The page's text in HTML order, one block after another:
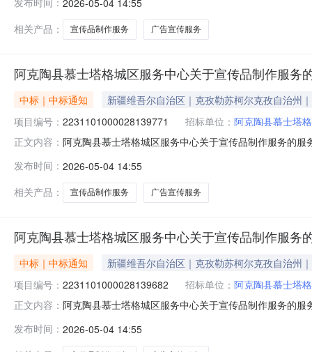
购计划金额（元）:项目所在行政区划编码:653022项目
相关产品：
宣传品制作服务 广告宣传服务
阿克陶县慕士塔格城区服务中心关于宣传品制作服务
中标｜中标通知
新疆维吾尔自治区｜克孜勒苏柯尔克孜自治州
项目编号： 2231101000028139771 招标单位： 阿克陶县慕士塔
正文内容： 阿克陶县慕士塔格城区服务中心关于宣传品制作服务的
购计划金额（元）:项目所在行政区划编码:653022项目
发布时间： 2026-05-04 14:55
相关产品：
宣传品制作服务 广告宣传服务
阿克陶县慕士塔格城区服务中心关于宣传品制作服务
中标｜中标通知
新疆维吾尔自治区｜克孜勒苏柯尔克孜自治州
项目编号： 2231101000028139682 招标单位： 阿克陶县慕士塔
正文内容： 阿克陶县慕士塔格城区服务中心关于宣传品制作服务的
购计划金额（元）:项目所在行政区划编码:653022项目
发布时间： 2026-05-04 14:55